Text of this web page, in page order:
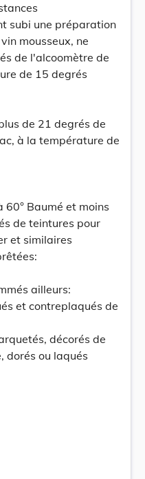
subi une préparation
mousseux, ne
de l'alcoomètre de
de 15 degrés
de 21 degrés de
à la température de
Baumé et moins
de teintures pour
et similaires
ailleurs:
et contreplaqués de
décorés de
dorés ou laqués